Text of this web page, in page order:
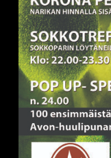
20.11.